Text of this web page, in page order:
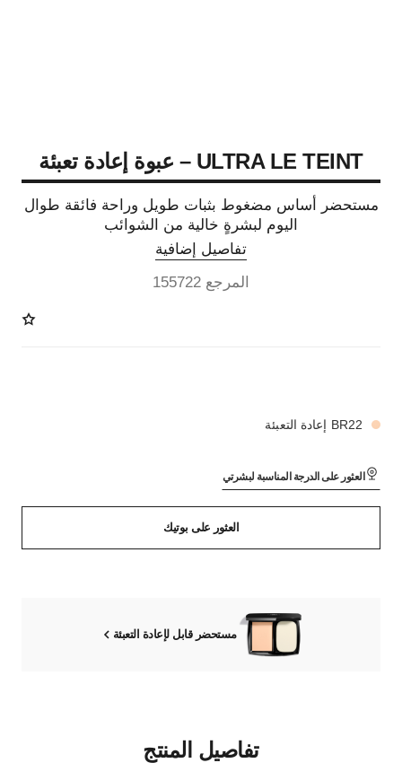
ULTRA LE TEINT – عبوة إعادة تعبئة
مستحضر أساس مضغوط بثبات طويل وراحة فائقة طوال
اليوم لبشرةٍ خالية من الشوائب
تفاصيل إضافية
المرجع 155722
BR22 إعادة التعبئة
العثور على الدرجة المناسبة لبشرتي
العثور على بوتيك
مستحضر قابل لإعادة التعبئة
تفاصيل المنتج